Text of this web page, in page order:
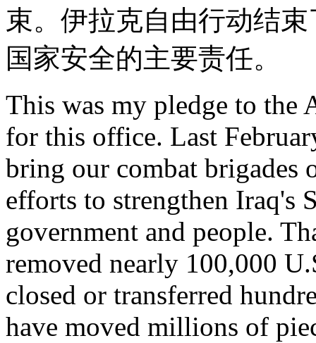
束。伊拉克自由行动结
国家安全的主要责任。
This was my pledge to the
for this office. Last
bring our combat
efforts to strengthen Iraq's
government and people.
removed nearly 100,000
closed or transferred
have moved millions of